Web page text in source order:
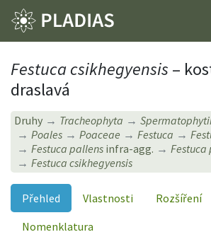
Festuca csikhegyensis –
draslavá
Druhy Tracheophyta
Poales
Poaceae Festuca
Festuca pallens infra-agg.
Festuca
Festuca csikhegyensis
Přehled Vlastnosti Rozšíření
Nomenklatura